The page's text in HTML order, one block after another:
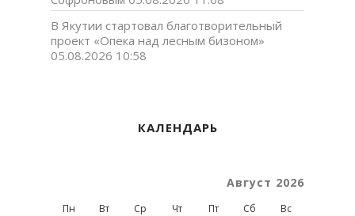
В Якутии стартовал благотворительный
проект «Опека над лесным бизоном»
05.08.2026 10:58
КАЛЕНДАРЬ
Август 2026
Пн Вт Ср Чт Пт Сб Вс